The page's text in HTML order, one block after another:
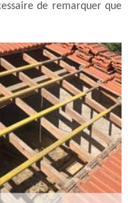
de remarquer que